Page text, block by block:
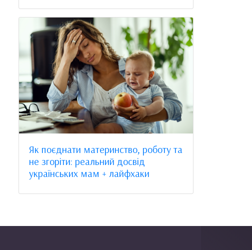
Як поєднати материнство, роботу та
не згоріти: реальний досвід
українських мам + лайфхаки